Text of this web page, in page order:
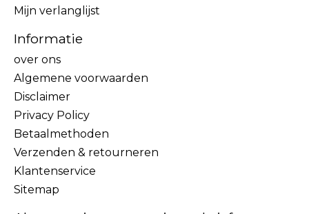
Mijn verlanglijst
Informatie
over ons
Algemene voorwaarden
Disclaimer
Privacy Policy
Betaalmethoden
Verzenden & retourneren
Klantenservice
Sitemap